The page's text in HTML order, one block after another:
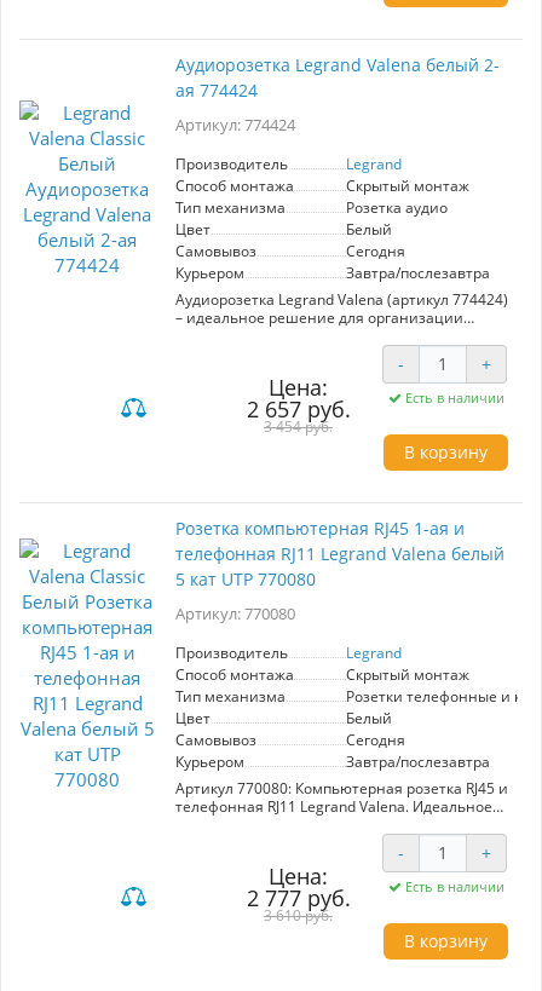
Аудиорозетка Legrand Valena белый 2-
ая 774424
Артикул: 774424
Производитель
Legrand
Способ монтажа
Скрытый монтаж
Тип механизма
Розетка аудио
Цвет
Белый
Самовывоз
Сегодня
Курьером
Завтра/послезавтра
Аудиорозетка Legrand Valena (артикул 774424)
– идеальное решение для организации
вашем пространстве. Она выполнена в
стильном белом цвете, гармонично
вписывающемся в любой интерьер. Данная
модель имеет два модуля, что позволяет
удобно подключать несколько аудиоустройств
одновременно. Механизм розетки отличается
высокой надежностью и простотой в
соединение для передачи звука. Legrand, как
качество и долговечность своей продукции.
Аудиорозетка Valena станет не только
функциональным элементом, но и стильным
дополнением вашего дома или офиса.
Выбирая этот компонент, вы инвестируете в
комфорт и современность вашей
аудиосистемы.
Цена:
2 657 руб.
3 454 руб.
- +
Есть в наличии
В корзину
Розетка компьютерная RJ45 1-ая и
телефонная RJ11 Legrand Valena белый
5 кат UTP 770080
Артикул: 770080
Производитель
Legrand
Способ монтажа
Скрытый монтаж
Тип механизма
Розетки телефонные и
Цвет
Белый
Самовывоз
Сегодня
Курьером
Завтра/послезавтра
Артикул 770080: Компьютерная розетка RJ45 и
телефонная RJ11 Legrand Valena. Идеальное
интернета и телефона в одном месте.
Совместимость с категорией 5 UTP
обеспечивает надежную передачу данных.
Линейка Valena Classic от Legrand гарантирует
качество и стильный белый дизайн,
подходящий для любого интерьера.
Цена:
2 777 руб.
3 610 руб.
- +
Есть в наличии
В корзину